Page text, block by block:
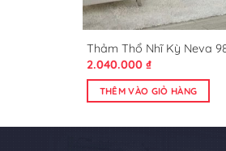
Thảm Thổ Nhĩ Kỳ Neva
2.040.000 ₫
THÊM VÀO GIỎ HÀNG